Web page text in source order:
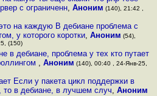
с ограниченн,Аноним (140), 21:42 ,
на каждую В дебиане проблема с
у которого коротки, Аноним (54),
(150)
в дебиане, проблема у тех кто путает
, Аноним (140), 00:40 , 24-Янв-25,
Если у пакета цикл поддержки в
то в дебиане, в лучшем случ,Аноним